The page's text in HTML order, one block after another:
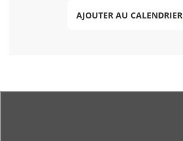
AJOUTER AU CALENDRIER